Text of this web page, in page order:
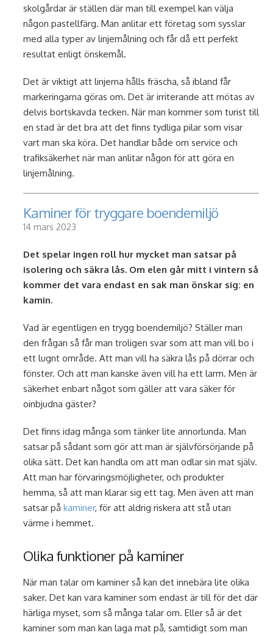
skolgårdar är ställen där man till exempel kan välja
någon pastellfärg. Man anlitar ett företag som sysslar
med alla typer av linjemålning och får då ett perfekt
resultat enligt önskemål.
Det är viktigt att linjerna hålls fräscha, så ibland får
markeringarna göras om. Det är irriterande att mötas av
delvis bortskavda tecken. När man kommer som turist till
en stad är det bra att det finns tydliga pilar som visar
vart man ska köra. Det handlar både om service och
trafiksäkerhet när man anlitar någon för att göra en
linjemålning.
Kaminer för tryggare boendemiljö
14 mars 2023
Det spelar ingen roll hur mycket man satsar på
isolering och säkra lås. Om elen går mitt i vintern så
kommer det vara endast en sak man önskar sig: en
kamin.
Vad är egentligen en trygg boendemiljö? Ställer man
den frågan så får man troligen svar som att man vill bo i
ett lugnt område. Att man vill ha säkra lås på dörrar och
fönster. Och att man kanske även vill ha ett larm. Men är
säkerhet enbart något som gäller att vara säker för
oinbjudna gäster?
Det finns idag många som tänker lite annorlunda. Man
satsar på sådant som gör att man är självförsörjande på
olika sätt. Det kan handla om att man odlar sin mat själv.
Att man har förvaringsmöjligheter, och produkter
hemma, så att man klarar sig ett tag. Men även att man
satsar påkaminer, för att aldrig riskera att stå utan
värme i hemmet.
Olika funktioner på kaminer
När man talar om kaminer så kan det innebära lite olika
saker. Det kan vara kaminer som endast är till för det där
härliga myset, som så många talar om. Eller så är det
kaminer som man kan laga mat på, samtidigt som man